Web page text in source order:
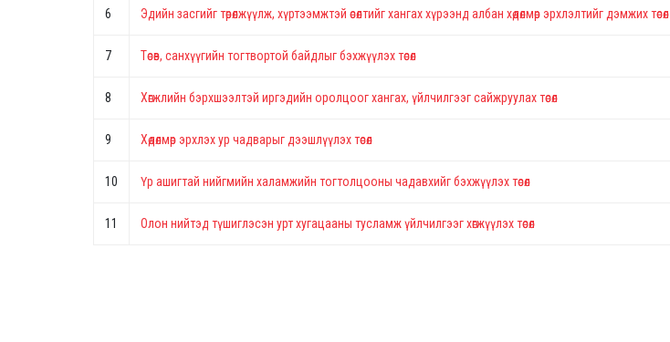
6 Эдийн засгийг төрөлжүүлж, хүртээмжтэй өсөлтийг хангах хүрээнд албан хөдөлмөр эрхлэлтийг дэмжих төсөл
7 Төсөв, санхүүгийн тогтвортой байдлыг бэхжүүлэх төсөл
8 Хөгжлийн бэрхшээлтэй иргэдийн оролцоог хангах, үйлчилгээг сайжруулах төсөл
9 Хөдөлмөр эрхлэх ур чадварыг дээшлүүлэх төсөл
10 Үр ашигтай нийгмийн халамжийн тогтолцооны чадавхийг бэхжүүлэх төсөл
11 Олон нийтэд түшиглэсэн урт хугацааны тусламж үйлчилгээг хөгжүүлэх төсөл